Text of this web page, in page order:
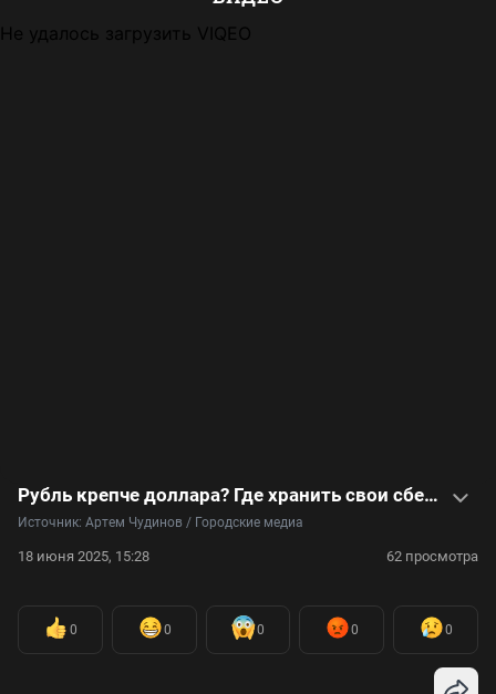
Не удалось загрузить VIQEO
Рубль крепче доллара? Где хранить свои сбережения — советы экспертов
Источник: Артем Чудинов / Городские медиа
18 июня 2025, 15:28 62 просмотра
0 0 0 0 0